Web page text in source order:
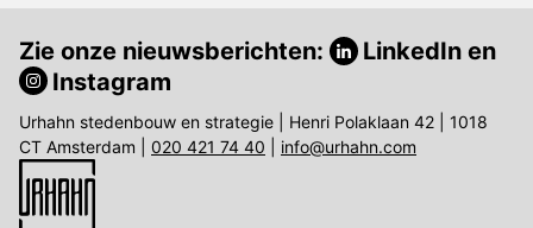
Zie onze nieuwsberichten: LinkedIn en
Instagram
Urhahn stedenbouw en strategie | Henri Polaklaan 42 | 1018
CT Amsterdam | 020 421 74 40 info@urhahn.com